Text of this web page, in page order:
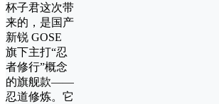
杯子君这次带
来的，是国产
新锐 GOSE
旗下主打“忍
者修行”概念
的旗舰款——
忍道修炼。它